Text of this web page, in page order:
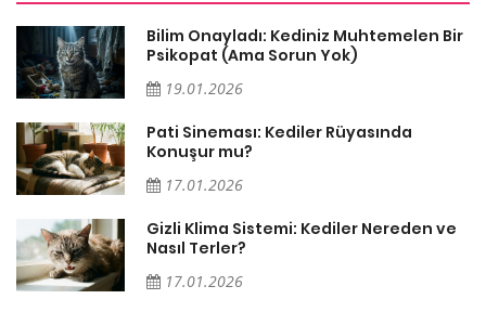
Bilim Onayladı: Kediniz Muhtemelen Bir
Psikopat (Ama Sorun Yok)
19.01.2026
Pati Sineması: Kediler Rüyasında
Konuşur mu?
17.01.2026
Gizli Klima Sistemi: Kediler Nereden ve
Nasıl Terler?
17.01.2026